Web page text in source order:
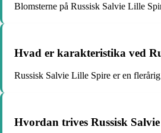
Blomsterne på Russisk Salvie Lille
Hvad er karakteristika ved
Russisk Salvie Lille Spire er en
Hvordan trives Russisk